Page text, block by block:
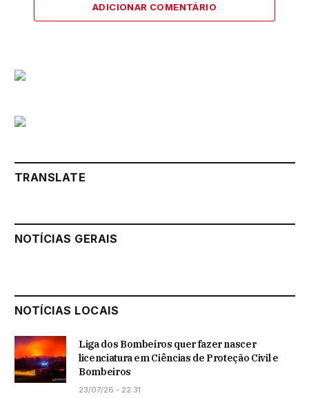
ADICIONAR COMENTÁRIO
TRANSLATE
NOTÍCIAS GERAIS
NOTÍCIAS LOCAIS
Liga dos Bombeiros quer fazer nascer
licenciatura em Ciências de Proteção Civil e
Bombeiros
23/07/26 - 22:31